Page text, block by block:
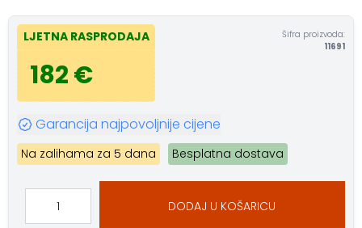
LJETNA RASPRODAJA
182 €
Šifra proizvoda:
11691
Garancija najpovoljnije cijene
Na zalihama za 5 dana Besplatna dostava
DODAJ U KOŠARICU